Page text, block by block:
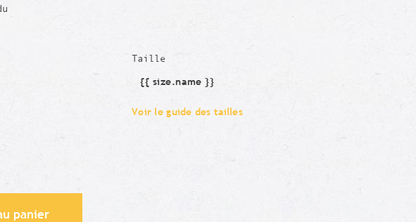
Taille
Taille
{{ size.name }}
Voir le guide des tailles
panier